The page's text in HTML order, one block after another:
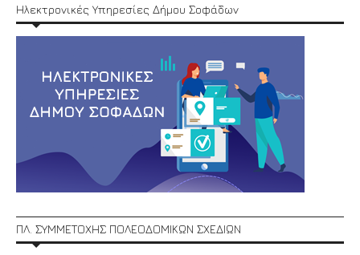
Ηλεκτρονικές Υπηρεσίες Δήμου Σοφάδων
ΠΛ. ΣΥΜΜΕΤΟΧΗΣ ΠΟΛΕΟΔΟΜΙΚΩΝ ΣΧΕΔΙΩΝ